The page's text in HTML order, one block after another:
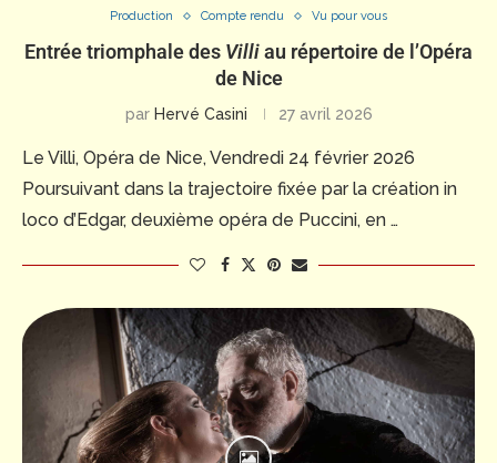
Production Compte rendu Vu pour vous
Entrée triomphale des Villiau répertoire de l’Opéra
de Nice
par Hervé Casini 27 avril 2026
Le Villi, Opéra de Nice, Vendredi 24 février 2026
Poursuivant dans la trajectoire fixée par la création in
loco d’Edgar, deuxième opéra de Puccini, en …